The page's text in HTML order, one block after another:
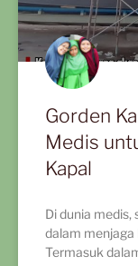
Gorden
Medis
Kapal
Di dunia
dalam menjaga
Termasuk